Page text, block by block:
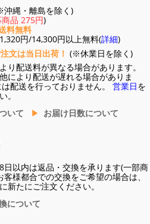
縄・離島を除く)
品 275円)
料無料
円/14,300円以上無料(詳細)
文は当日出荷！ (※休業日を除く)
り配送料が異なる場合があります。
により配送が遅れる場合がありま
配送を行っておりません。 営業日を
。
いて
お届け日数について
日以内は返品・交換を承ります(一部商
客様都合での交換をご希望の場合は、
新たにご注文ください。
について